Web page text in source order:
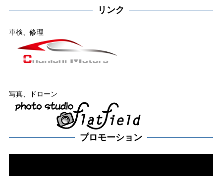
リンク
車検、修理
写真、ドローン
プロモーション